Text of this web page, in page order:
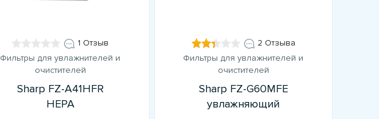
1 Отзыв
Фильтры для увлажнителей и
очистителей
Sharp FZ-A41HFR
HEPA
2 Отзыва
Фильтры для увлажнителей и
очистителей
Sharp FZ-G60MFE
увлажняющий